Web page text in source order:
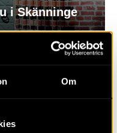
Om
i Skänninge